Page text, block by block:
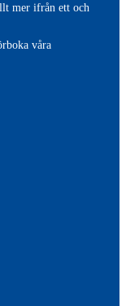
mer ifrån ett och
våra